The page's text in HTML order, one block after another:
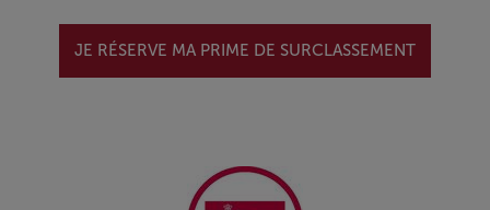
JE RÉSERVE MA PRIME DE SURCLASSEMENT